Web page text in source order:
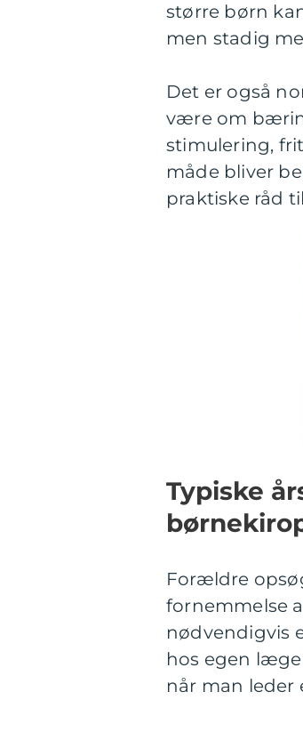
større børn
men stadig
Det er også
være om
stimulering,
måde bliver
praktiske råd
Typiske
Forældre
fornemmelse
nødvendigvis
hos egen
når man leder